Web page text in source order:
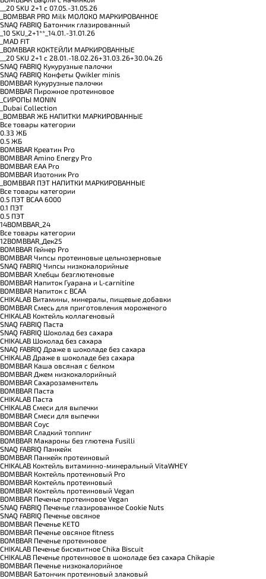
__20 SKU 2+1 с 07.05.-31.05.26
_BOMBBAR PRO Milk МОЛОКО МАРКИРОВАННОЕ
SNAQ FABRIQ Батончик глазированный
_10 SKU_2+1**_14.01.-31.01.26
_MAD FIT
_BOMBBAR КОКТЕЙЛИ МАРКИРОВАННЫЕ
__20 SKU 2+1 с 28.01.-18.02.26+31.03.26+30.04.26
SNAQ FABRIQ Кукурузные палочки
SNAQ FABRIQ Конфеты Qwikler minis
BOMBBAR Кукурузные палочки
BOMBBAR Пирожное протеиновое
_CИРОПЫ MONIN
_Dubai Collection
_BOMBBAR ЖБ НАПИТКИ МАРКИРОВАННЫЕ
Все товары категории
0.33 ЖБ
0.5 ЖБ
BOMBBAR Креатин Pro
BOMBBAR Amino Energy Pro
BOMBBAR EAA Pro
BOMBBAR Изотоник Pro
_BOMBBAR ПЭТ НАПИТКИ МАРКИРОВАННЫЕ
Все товары категории
0.5 ПЭТ ВСАА 6000
0.1 ПЭТ
0.5 ПЭТ
14BOMBBAR_24
Все товары категории
12BOMBBAR_Дек25
BOMBBAR Гейнер Pro
BOMBBAR Чипсы протеиновые цельнозерновые
SNAQ FABRIQ Чипсы низкокалорийные
BOMBBAR Хлебцы безглютеновые
BOMBBAR Напиток Гуарана и L-carnitine
BOMBBAR Напиток с BCAA
CHIKALAB Витамины, минералы, пищевые добавки
BOMBBAR Смесь для приготовления мороженого
CHIKALAB Коктейль коллагеновый
SNAQ FABRIQ Паста
SNAQ FABRIQ Шоколад без сахара
CHIKALAB Шоколад без сахара
SNAQ FABRIQ Драже в шоколаде без сахара
CHIKALAB Драже в шоколаде без сахара
BOMBBAR Каша овсяная с белком
BOMBBAR Джем низкокалорийный
BOMBBAR Сахарозаменитель
BOMBBAR Паста
CHIKALAB Паста
CHIKALAB Смеси для выпечки
BOMBBAR Смеси для выпечки
BOMBBAR Соус
BOMBBAR Сладкий топпинг
BOMBBAR Макароны без глютена Fusilli
SNAQ FABRIQ Панкейк
BOMBBAR Панкейк протеиновый
CHIKALAB Коктейль витаминно-минеральный VitaWHEY
BOMBBAR Коктейль протеиновый Pro
BOMBBAR Коктейль протеиновый
BOMBBAR Коктейль протеиновый Vegan
BOMBBAR Печенье протеиновое Vegan
SNAQ FABRIQ Печенье глазированное Cookie Nuts
SNAQ FABRIQ Печенье овсяное
BOMBBAR Печенье KETO
BOMBBAR Печенье овсяное fitness
BOMBBAR Печенье протеиновое
CHIKALAB Печенье бисквитное Chika Biscuit
CHIKALAB Печенье протеиновое в шоколаде без сахара Chikapie
BOMBBAR Печенье низкокалорийное
BOMBBAR Батончик протеиновый злаковый